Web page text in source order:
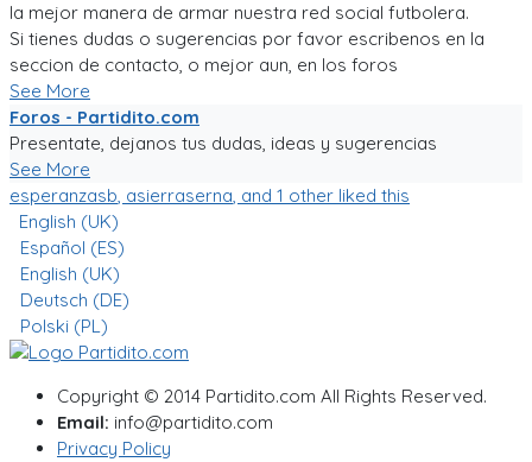
la mejor manera de armar nuestra red social futbolera.
Si tienes dudas o sugerencias por favor escribenos en la
seccion de contacto, o mejor aun, en los foros
See More
Foros - Partidito.com
Presentate, dejanos tus dudas, ideas y sugerencias
See More
esperanzasb, asierraserna, and 1 other liked this
English (UK)
Español (ES)
English (UK)
Deutsch (DE)
Polski (PL)
Copyright © 2014 Partidito.com All Rights Reserved.
Email: info@partidito.com
Privacy Policy